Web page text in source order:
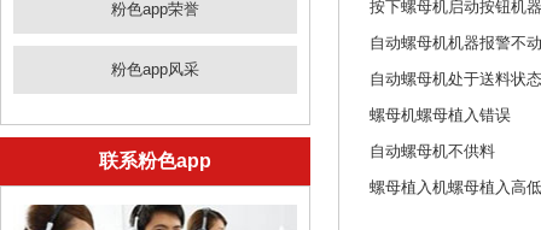
粉色app荣誉
粉色app风采
联系粉色app
按下螺母机启动按钮机
自动螺母机机器报警不
自动螺母机处于送料状
螺母机螺母植入错误
自动螺母机不供料
螺母植入机螺母植入高